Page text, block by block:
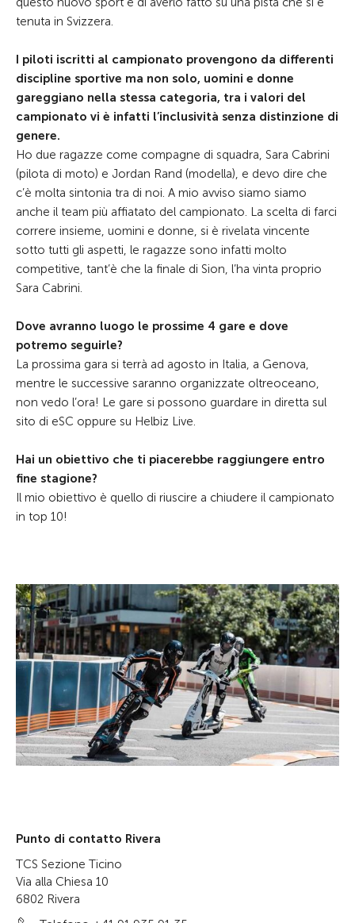
tenuta in Svizzera.
I piloti iscritti al campionato provengono da differenti
discipline sportive ma non solo, uomini e donne
gareggiano nella stessa categoria, tra i valori del
campionato vi è infatti l’inclusività senza distinzione di
genere.
Ho due ragazze come compagne di squadra, Sara Cabrini
(pilota di moto) e Jordan Rand (modella), e devo dire che
c’è molta sintonia tra di noi. A mio avviso siamo siamo
anche il team più affiatato del campionato. La scelta di farci
correre insieme, uomini e donne, si è rivelata vincente
sotto tutti gli aspetti, le ragazze sono infatti molto
competitive, tant’è che la finale di Sion, l’ha vinta proprio
Sara Cabrini.
Dove avranno luogo le prossime 4 gare e dove
potremo seguirle?
La prossima gara si terrà ad agosto in Italia, a Genova,
mentre le successive saranno organizzate oltreoceano,
non vedo l’ora! Le gare si possono guardare in diretta sul
sito di eSC oppure su Helbiz Live.
Hai un obiettivo che ti piacerebbe raggiungere entro
fine stagione?
Il mio obiettivo è quello di riuscire a chiudere il campionato
in top 10!
Punto di contatto Rivera
TCS Sezione Ticino
Via alla Chiesa 10
6802 Rivera